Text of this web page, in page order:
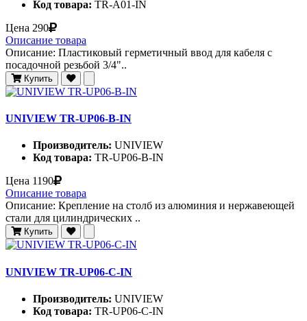
Код товара: TR-A01-IN
Цена 290
Описание товара
Описание: Пластиковый герметичный ввод для кабеля с
посадочной резьбой 3/4"..
Купить
UNIVIEW TR-UP06-B-IN
Производитель: UNIVIEW
Код товара: TR-UP06-B-IN
Цена 1190
Описание товара
Описание: Крепление на столб из алюминия и нержавеющей
стали для цилиндрических ..
Купить
UNIVIEW TR-UP06-C-IN
Производитель: UNIVIEW
Код товара: TR-UP06-C-IN